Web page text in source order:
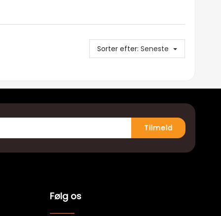
Sorter efter: Seneste
Tilmeld
Følg os